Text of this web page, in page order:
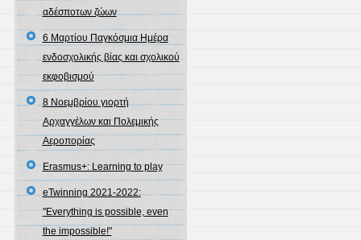
αδέσποτων ζώων
6 Μαρτίου Παγκόσμια Ημέρα
ενδοσχολικής βίας και σχολικού
εκφοβισμού
8 Νοεμβρίου γιορτή
Αρχαγγέλων και Πολεμικής
Αεροπορίας
Erasmus+: Learning to play
eTwinning 2021-2022:
"Everything is possible, even
the impossible!"